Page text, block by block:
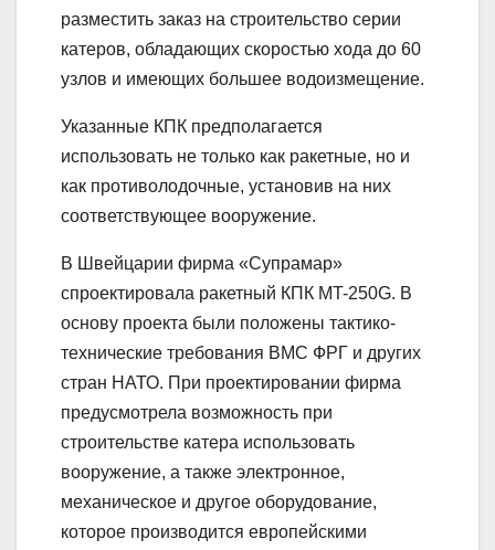
разместить заказ на строительство серии
катеров, обладающих скоростью хода до 60
узлов и имеющих большее водоизмещение.
Указанные КПК предполагается
использовать не только как ракетные, но и
как противолодочные, установив на них
соответствующее вооружение.
В Швейцарии фирма «Супрамар»
спроектировала ракетный КПК MT-250G. В
основу проекта были положены тактико-
технические требования ВМС ФРГ и других
стран НАТО. При проектировании фирма
предусмотрела возможность при
строительстве катера использовать
вооружение, а также электронное,
механическое и другое оборудование,
которое производится европейскими